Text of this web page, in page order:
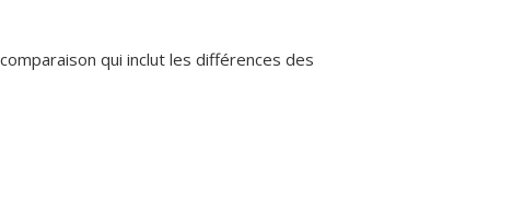
qui inclut les différences des